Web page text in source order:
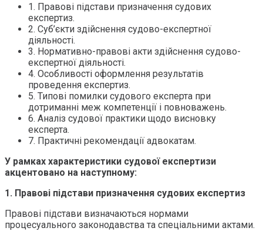
1. Правові підстави призначення судових
експертиз.
2. Суб’єкти здійснення судово-експертної
діяльності.
3. Нормативно-правові акти здійснення судово-
експертної діяльності.
4. Особливості оформлення результатів
проведення експертиз.
5. Типові помилки судового експерта при
дотриманні меж компетенції і повноважень.
6. Аналіз судової практики щодо висновку
експерта.
7. Практичні рекомендації адвокатам.
У рамках характеристики судової експертизи
акцентовано на наступному:
1. Правові підстави призначення судових експертиз
Правові підстави визначаються нормами
процесуального законодавства та спеціальними актами.